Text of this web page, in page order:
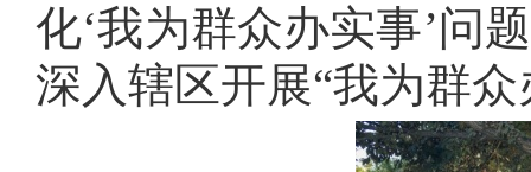
化‘我为群众办实事’问
深入辖区开展“我为群